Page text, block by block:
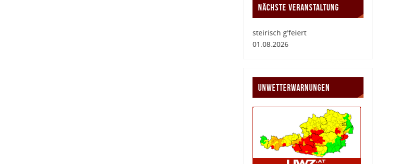
NÄCHSTE VERANSTALTUNG
steirisch g'feiert
01.08.2026
UNWETTERWARNUNGEN